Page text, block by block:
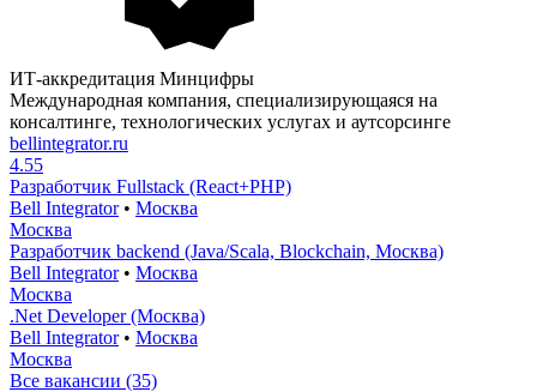
ИТ-аккредитация Минцифры
Международная компания, специализирующаяся на
консалтинге, технологических услугах и аутсорсинге
bellintegrator.ru
4.55
Разработчик Fullstack (React+PHP)
Bell Integrator• Москва
Москва
Разработчик backend (Java/Scala, Blockchain, Москва)
Bell Integrator• Москва
Москва
.Net Developer (Москва)
Bell Integrator• Москва
Москва
Все вакансии (35)